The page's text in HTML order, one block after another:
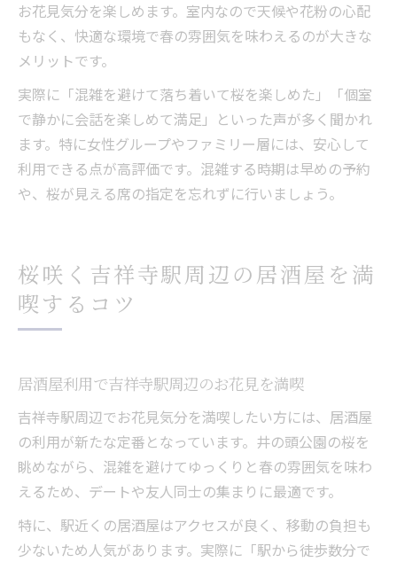
お花見気分を楽しめます。室内なので天候や花粉の心配
もなく、快適な環境で春の雰囲気を味わえるのが大きな
メリットです。
実際に「混雑を避けて落ち着いて桜を楽しめた」「個室
で静かに会話を楽しめて満足」といった声が多く聞かれ
ます。特に女性グループやファミリー層には、安心して
利用できる点が高評価です。混雑する時期は早めの予約
や、桜が見える席の指定を忘れずに行いましょう。
桜咲く吉祥寺駅周辺の居酒屋を満
喫するコツ
居酒屋利用で吉祥寺駅周辺のお花見を満喫
吉祥寺駅周辺でお花見気分を満喫したい方には、居酒屋
の利用が新たな定番となっています。井の頭公園の桜を
眺めながら、混雑を避けてゆっくりと春の雰囲気を味わ
えるため、デートや友人同士の集まりに最適です。
特に、駅近くの居酒屋はアクセスが良く、移動の負担も
少ないため人気があります。実際に「駅から徒歩数分で